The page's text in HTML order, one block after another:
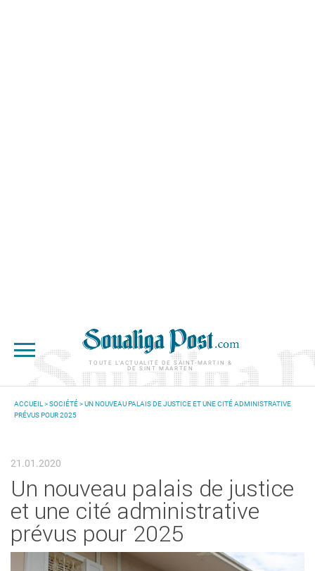
TOUTE L'ACTUALITÉ DE SAINT-MARTIN &
DE SINT MAARTEN
VOUS ÊTES ICI
ACCUEIL >SOCIÉTÉ> UN NOUVEAU PALAIS DE JUSTICE ET UNE CITÉ ADMINISTRATIVE
PRÉVUS POUR 2025
21.01.2020
Un nouveau palais de justice
et une cité administrative
prévus pour 2025